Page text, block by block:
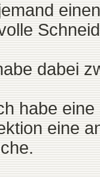
dabei
habe
eine